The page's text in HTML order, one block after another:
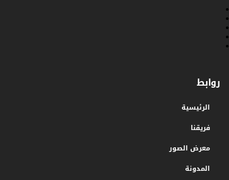
روابط
الرئيسية
فريقنا
معرض الصور
المدونة